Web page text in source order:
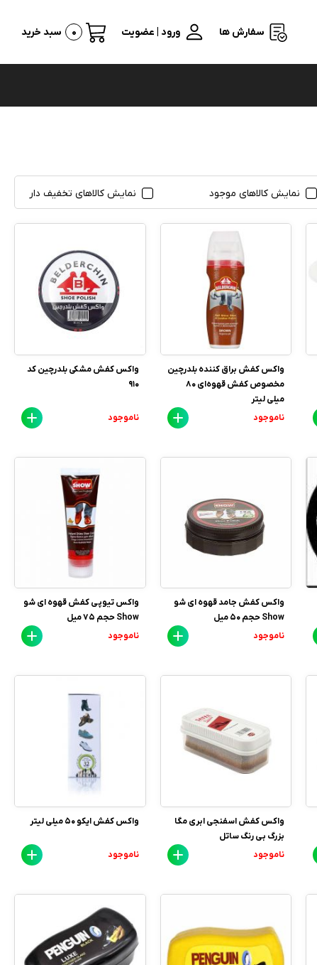
سفارش ها ورود | عضویت 0 سبد خرید
نمایش کالاهای موجود نمایش کالاهای تخفیف دار
واکس کفش براق کننده بلدرچین
مخصوص کفش قهوه‌ای 80
میلی لیتر
ناموجود
واکس کفش مشکی بلدرچین کد
910
ناموجود
واکس کفش جامد قهوه ای شو
Show حجم 50 میل
ناموجود
واکس تیوپی کفش قهوه ای شو
Show حجم 75 میل
ناموجود
واکس کفش اسفنجی ابری مگا
بزرگ بی رنگ ساتل
ناموجود
واکس کفش ایکو 50 میلی لیتر
ناموجود